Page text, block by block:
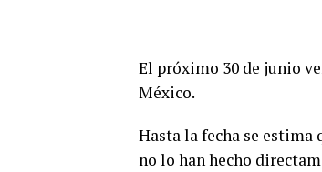
El próximo 30 de junio
México.
Hasta la fecha se
no lo han hecho